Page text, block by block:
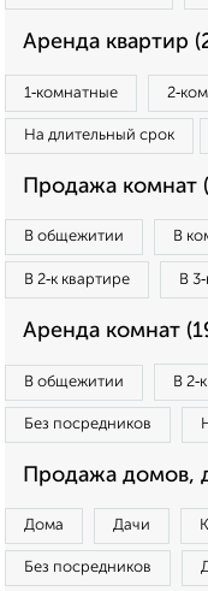
Аренда квартир
1‑комнатные
На длительный срок
Продажа комнат
В общежитии В
В 2‑к квартире В
Аренда комнат
В общежитии В
Без посредников
Продажа домов,
Дома Дачи
Без посредников